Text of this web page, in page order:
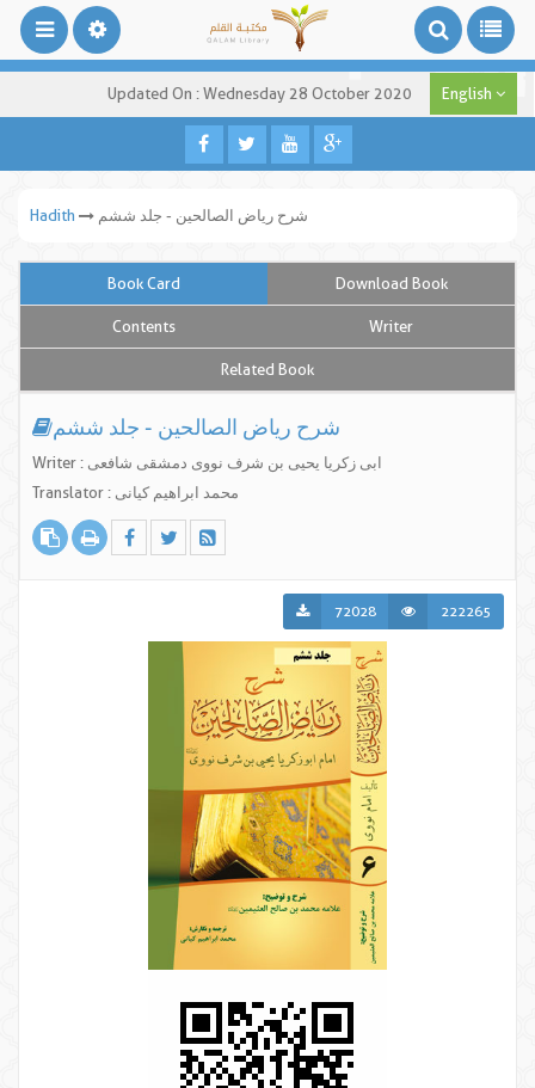
Updated On : Wednesday 28 October 2020 English
Hadith شرح ریاض الصالحین - جلد ششم
Book Card Download Book
Contents Writer
Related Book
شرح ریاض الصالحین - جلد ششم
Writer : ابی زکریا یحیی بن شرف نووی دمشقی شافعی
Translator : محمد ابراهیم کیانی
72028 222265